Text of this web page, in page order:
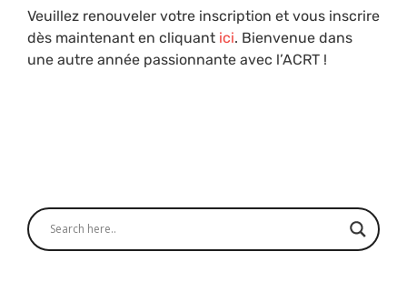
Veuillez renouveler votre inscription et vous inscrire
dès maintenant en cliquant ici. Bienvenue dans
une autre année passionnante avec l’ACRT !